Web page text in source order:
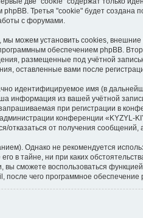
Третья "cookie" будет
с форумами.
можем установить cookies,
обеспечением phpBB.
размещенные под учётной
оставленные вами после
идентифицируемое имя (в
информация из вашей учётной
при регистрации в
конференции
отказаться от получения
Однако не рекомендуется
в тайне, ни при каких
вы сможете воспользоваться
чего программное